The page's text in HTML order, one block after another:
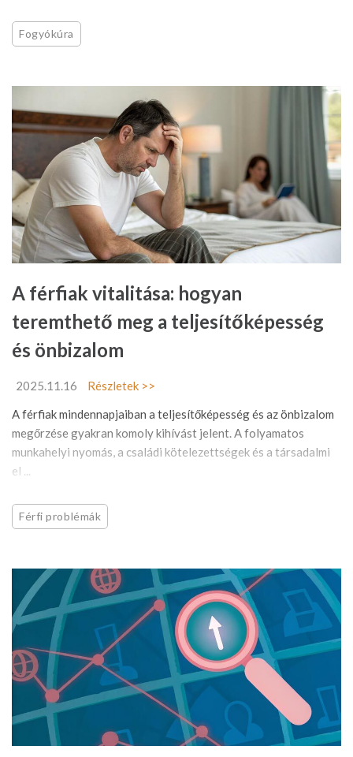
Fogyókúra
A férfiak vitalitása: hogyan
teremthető meg a teljesítőképesség
és önbizalom
2025.11.16
Részletek >>
A férfiak mindennapjaiban a teljesítőképesség és az önbizalom
megőrzése gyakran komoly kihívást jelent. A folyamatos
munkahelyi nyomás, a családi kötelezettségek és a társadalmi
el ...
Férfi problémák